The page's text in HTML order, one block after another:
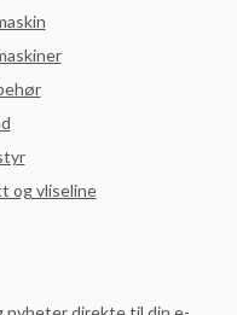
og vliseline